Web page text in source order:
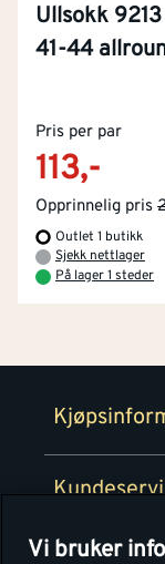
Ullsokk
41-44
Pris per par
113,-
Opprinnelig pris
Outlet 1 butikk
Sjekk nettlager
På lager 1 steder
Betaling
Retur- og
Kontakt oss
Tjenester
Montér Klubb
Om Montér
Prismatch
Personvern
Vi bruker